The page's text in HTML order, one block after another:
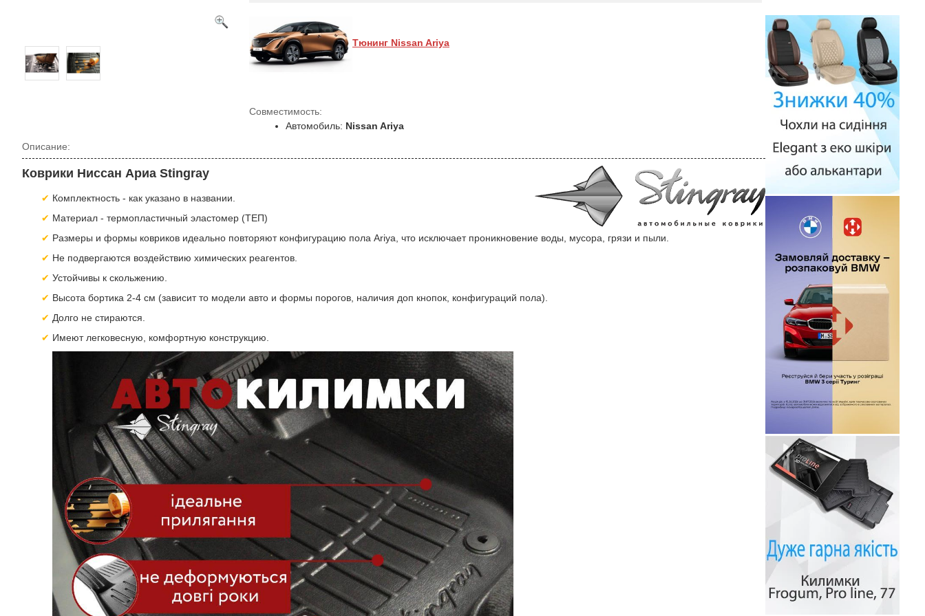
Тюнинг Nissan Ariya
Совместимость:
Автомобиль: Nissan Ariya
Описание:
Коврики Ниссан Ариа Stingray
Комплектность - как указано в названии.
Материал - термопластичный эластомер (ТЕП)
Размеры и формы ковриков идеально повторяют конфигурацию пола Ariya, что исключает проникновение воды, мусора, грязи и пыли.
Не подвергаются воздействию химических реагентов.
Устойчивы к скольжению.
Высота бортика 2-4 см (зависит то модели авто и формы порогов, наличия доп кнопок, конфигураций пола).
Долго не стираются.
Имеют легковесную, комфортную конструкцию.